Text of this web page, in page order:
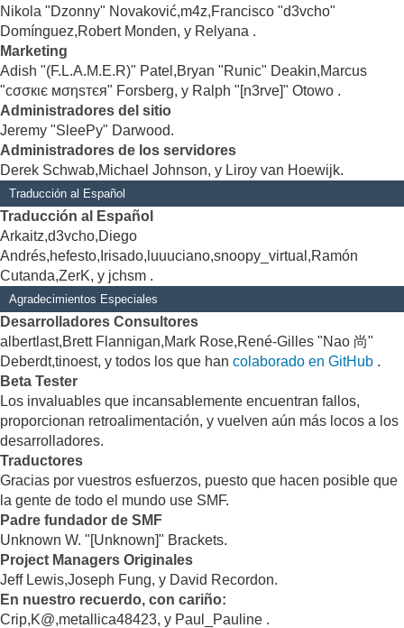
Nikola "Dzonny" Novaković,m4z,Francisco "d3vcho"
Domínguez,Robert Monden, y Relyana .
Marketing
Adish "(F.L.A.M.E.R)" Patel,Bryan "Runic" Deakin,Marcus
"cσσкιє мσηѕтєя" Forsberg, y Ralph "[n3rve]" Otowo .
Administradores del sitio
Jeremy "SleePy" Darwood.
Administradores de los servidores
Derek Schwab,Michael Johnson, y Liroy van Hoewijk.
Traducción al Español
Traducción al Español
Arkaitz,d3vcho,Diego
Andrés,hefesto,Irisado,luuuciano,snoopy_virtual,Ramón
Cutanda,ZerK, y jchsm .
Agradecimientos Especiales
Desarrolladores Consultores
albertlast,Brett Flannigan,Mark Rose,René-Gilles "Nao 尚"
Deberdt,tinoest, y todos los que han colaborado en GitHub .
Beta Tester
Los invaluables que incansablemente encuentran fallos,
proporcionan retroalimentación, y vuelven aún más locos a los
desarrolladores.
Traductores
Gracias por vuestros esfuerzos, puesto que hacen posible que
la gente de todo el mundo use SMF.
Padre fundador de SMF
Unknown W. "[Unknown]" Brackets.
Project Managers Originales
Jeff Lewis,Joseph Fung, y David Recordon.
En nuestro recuerdo, con cariño:
Crip,K@,metallica48423, y Paul_Pauline .